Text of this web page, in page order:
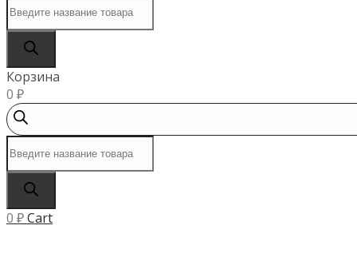
товаров
Корзина
0 ₽
товаров
0 ₽Cart